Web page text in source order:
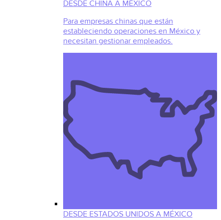
DESDE CHINA A MÉXICO
Para empresas chinas que están
estableciendo operaciones en México y
necesitan gestionar empleados.
DESDE ESTADOS UNIDOS A MÉXICO